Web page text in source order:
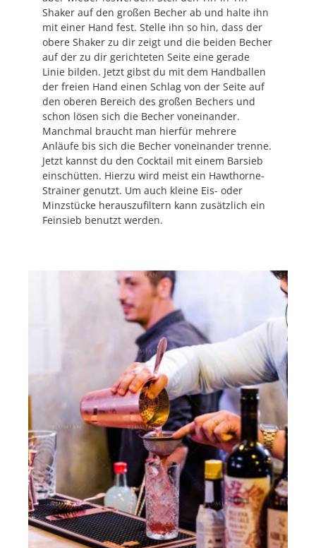
Shaker auf den großen Becher ab und halte ihn
mit einer Hand fest. Stelle ihn so hin, dass der
obere Shaker zu dir zeigt und die beiden Becher
auf der zu dir gerichteten Seite eine gerade
Linie bilden. Jetzt gibst du mit dem Handballen
der freien Hand einen Schlag von der Seite auf
den oberen Bereich des großen Bechers und
schon lösen sich die Becher voneinander.
Manchmal braucht man hierfür mehrere
Anläufe bis sich die Becher voneinander trenne.
Jetzt kannst du den Cocktail mit einem Barsieb
einschütten. Hierzu wird meist ein Hawthorne-
Strainer genutzt. Um auch kleine Eis- oder
Minzstücke herauszufiltern kann zusätzlich ein
Feinsieb benutzt werden.